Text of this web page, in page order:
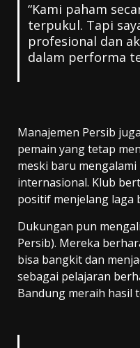
“Kami paham
terpukul. Tapi
profesional dan
dalam performa
Manajemen Persib
pemain yang tetap
meski baru
internasional. Klub
positif menjelang laga
Dukungan pun
Persib). Mereka
bisa bangkit dan
sebagai pelajaran
Bandung meraih hasil